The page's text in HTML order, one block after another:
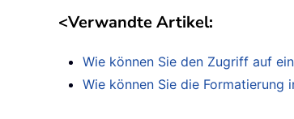
<Verwandte Artikel:
Wie können Sie den Zugriff auf
Wie können Sie die Formatierung